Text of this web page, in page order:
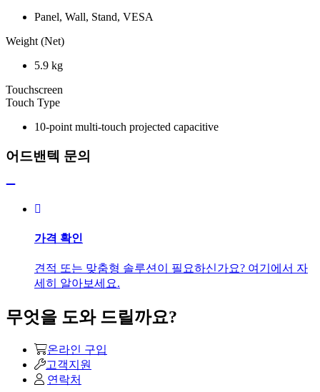
Panel, Wall, Stand, VESA
Weight (Net)
5.9 kg
Touchscreen
Touch Type
10-point multi-touch projected capacitive
어드밴텍 문의
가격 확인
견적 또는 맞춤형 솔루션이 필요하신가요? 여기에서 자
세히 알아보세요.
무엇을 도와 드릴까요?
온라인 구입
고객지원
연락처